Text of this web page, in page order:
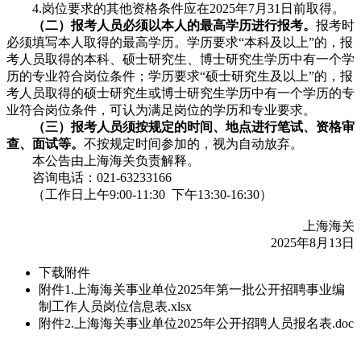
4.岗位要求的其他资格条件应在2025年7月31日前取得。
（二）报考人员必须以本人的最高学历进行报考。 报考时
必须填写本人取得的最高学历。学历要求“本科及以上”的，报
考人员取得的本科、硕士研究生、博士研究生学历中有一个学
历的专业符合岗位条件；学历要求“硕士研究生及以上”的，报
考人员取得的硕士研究生或博士研究生学历中有一个学历的专
业符合岗位条件，可认为满足岗位的学历和专业要求。
（三）报考人员须按规定的时间、地点进行笔试、资格审
查、面试等。 不按规定时间参加的，视为自动放弃。
本公告由上海海关负责解释。
咨询电话：021-63233166
（工作日上午9:00-11:30 下午13:30-16:30）
上海海关
2025年8月13日
下载附件
附件1.上海海关事业单位2025年第一批公开招聘事业编
制工作人员岗位信息表.xlsx
附件2.上海海关事业单位2025年公开招聘人员报名表.doc